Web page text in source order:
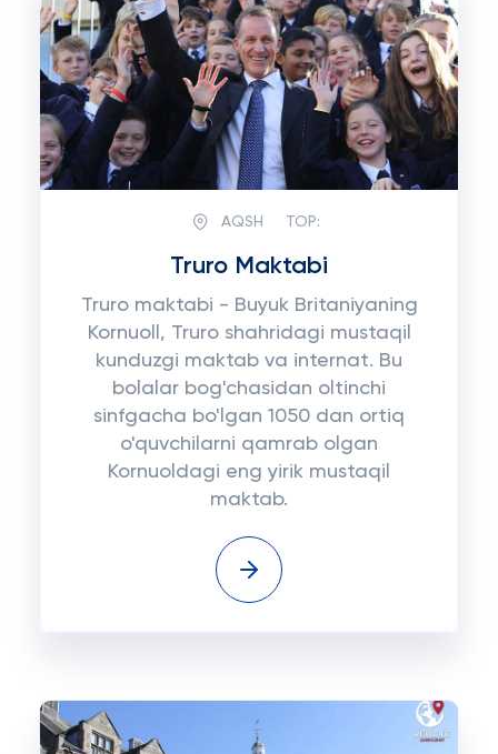
AQSH TOP:
Truro Maktabi
Truro maktabi - Buyuk Britaniyaning
Kornuoll, Truro shahridagi mustaqil
kunduzgi maktab va internat. Bu
bolalar bog'chasidan oltinchi
sinfgacha bo'lgan 1050 dan ortiq
o'quvchilarni qamrab olgan
Kornuoldagi eng yirik mustaqil
maktab.